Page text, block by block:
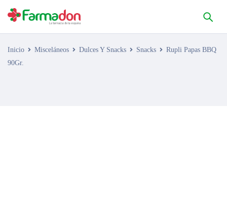
Inicio Misceláneos Dulces Y Snacks Snacks
Rupli Papas BBQ
90Gr.